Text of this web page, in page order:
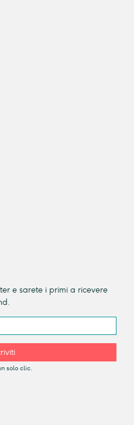
e sarete i primi a ricevere
solo clic.